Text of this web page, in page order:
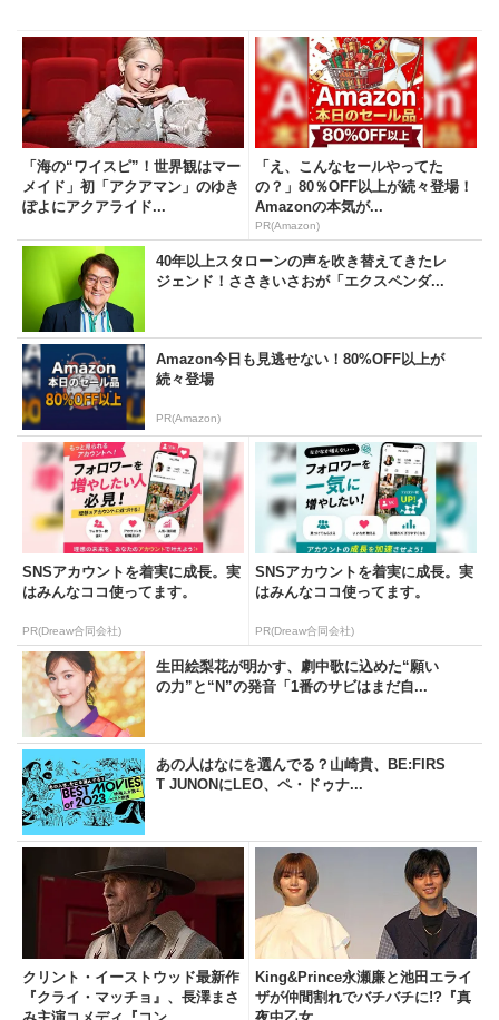
「海の“ワイスピ”！世界観はマー
メイド」初「アクアマン」のゆき
ぽよにアクアライド...
「え、こんなセールやってた
の？」80％OFF以上が続々登場！
Amazonの本気が...
PR(Amazon)
40年以上スタローンの声を吹き替えてきたレ
ジェンド！ささきいさおが「エクスペンダ...
Amazon今日も見逃せない！80%OFF以上が
続々登場
PR(Amazon)
SNSアカウントを着実に成長。実
はみんなココ使ってます。
PR(Dreaw合同会社)
SNSアカウントを着実に成長。実
はみんなココ使ってます。
PR(Dreaw合同会社)
生田絵梨花が明かす、劇中歌に込めた“願い
の力”と“N”の発音「1番のサビはまだ自...
あの人はなにを選んでる？山崎貴、BE:FIRS
T JUNONにLEO、ペ・ドゥナ...
クリント・イーストウッド最新作
『クライ・マッチョ』、長澤まさ
King&Prince永瀬廉と池田エライ
ザが仲間割れでバチバチに!?『真